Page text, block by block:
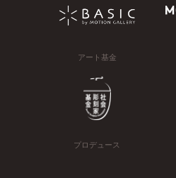
アート基金
プロデュース